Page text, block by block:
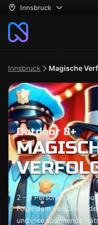
Innsbruck
Innsbruck Magische
Outdoor 8+
2 - 6 Personen120
Folge dem
und löse spannende